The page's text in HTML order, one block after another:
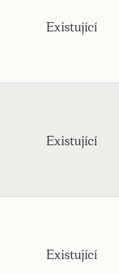
Existující
Existující
Existující